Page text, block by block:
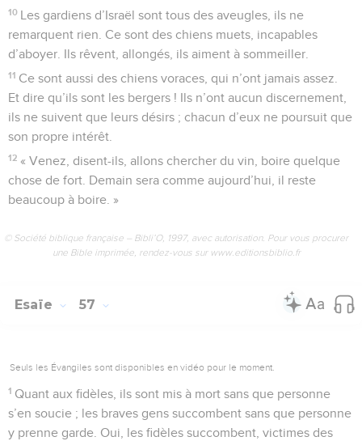
10 Les gardiens d’Israël sont tous des aveugles, ils ne
remarquent rien. Ce sont des chiens muets, incapables
d’aboyer. Ils rêvent, allongés, ils aiment à sommeiller.
11 Ce sont aussi des chiens voraces, qui n’ont jamais assez.
Et dire qu’ils sont les bergers ! Ils n’ont aucun discernement,
ils ne suivent que leurs désirs ; chacun d’eux ne poursuit que
son propre intérêt.
12 « Venez, disent-ils, allons chercher du vin, boire quelque
chose de fort. Demain sera comme aujourd’hui, il reste
beaucoup à boire. »
© Société biblique française – Bibli’O, 1997, avec autorisation. Pour vous procurer
une Bible imprimée, rendez-vous sur www.editionsbiblio.fr
Esaïe 57
Seuls les Évangiles sont disponibles en vidéo pour le moment.
1 Quant aux fidèles, ils sont mis à mort sans que personne
s’en soucie ; les braves gens succombent sans que personne
y prenne garde. Oui, les fidèles succombent, victimes des